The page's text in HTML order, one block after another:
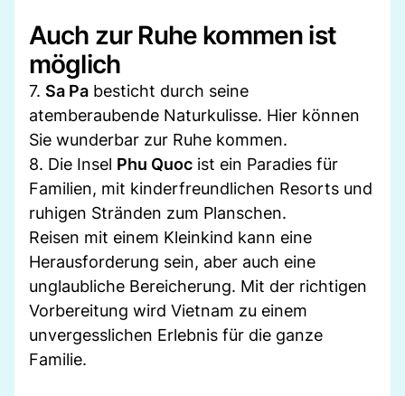
Auch zur Ruhe kommen ist
möglich
7. Sa Pa besticht durch seine
atemberaubende Naturkulisse. Hier können
Sie wunderbar zur Ruhe kommen.
8. Die Insel Phu Quoc ist ein Paradies für
Familien, mit kinderfreundlichen Resorts und
ruhigen Stränden zum Planschen.
Reisen mit einem Kleinkind kann eine
Herausforderung sein, aber auch eine
unglaubliche Bereicherung. Mit der richtigen
Vorbereitung wird Vietnam zu einem
unvergesslichen Erlebnis für die ganze
Familie.